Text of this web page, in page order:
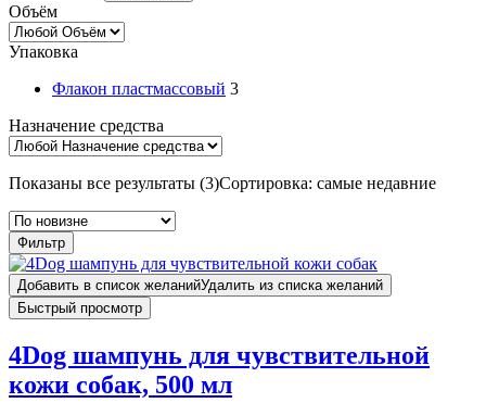
Объём
Упаковка
Флакон пластмассовый 3
Назначение средства
Показаны все результаты (3)Сортировка: самые недавние
Фильтр
Добавить в список желанийУдалить из списка желаний
Быстрый просмотр
4Dog шампунь для чувствительной
кожи собак, 500 мл